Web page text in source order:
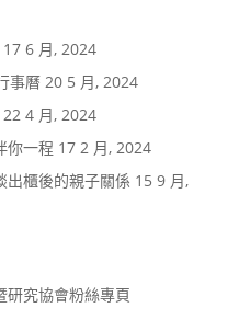
17 6 月, 2024
事曆 20 5 月, 2024
22 4 月, 2024
你一程 17 2 月, 2024
出櫃後的親子關係 15 9 月,
研究協會粉絲專頁